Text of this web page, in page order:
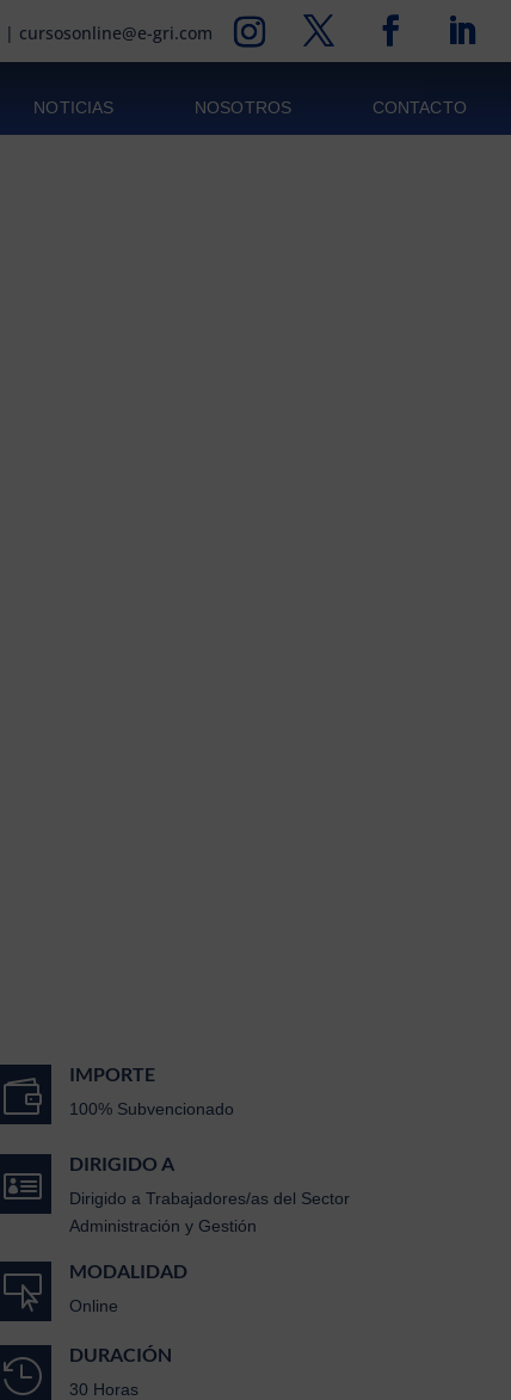
| cursosonline@e-gri.com
NOTICIAS NOSOTROS CONTACTO

IMPORTE
100% Subvencionado

DIRIGIDO A
Dirigido a Trabajadores/as del Sector
Administración y Gestión

MODALIDAD
Online

DURACIÓN
30 Horas